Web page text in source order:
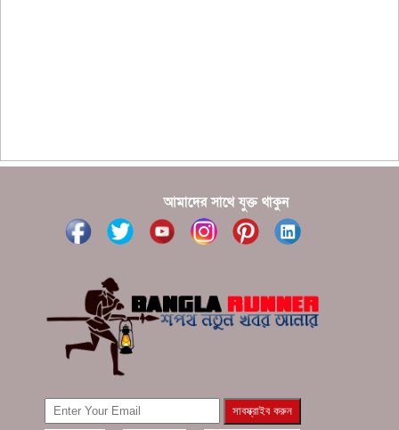
?????? ????? ?????? ???? ???? ?????
আমাদের সাথে যুক্ত থাকুন